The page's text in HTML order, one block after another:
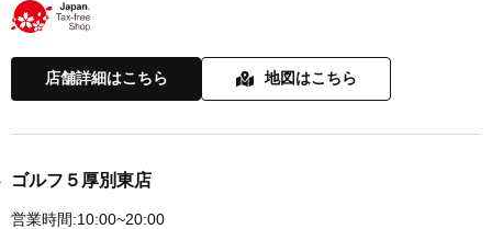
店舗詳細はこちら 地図はこちら
ゴルフ５厚別東店
営業時間:10:00~20:00